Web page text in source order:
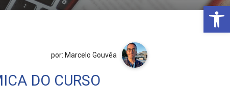
por: Marcelo Gouvêa
DO CURSO